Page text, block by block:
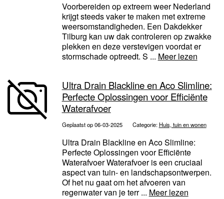
Voorbereiden op extreem weer Nederland
krijgt steeds vaker te maken met extreme
weersomstandigheden. Een Dakdekker
Tilburg kan uw dak controleren op zwakke
plekken en deze verstevigen voordat er
stormschade optreedt. S ... Meer lezen
Ultra Drain Blackline en Aco Slimline:
Perfecte Oplossingen voor Efficiënte
Waterafvoer
Geplaatst op 06-03-2025 Categorie: Huis, tuin en wonen
Ultra Drain Blackline en Aco Slimline:
Perfecte Oplossingen voor Efficiënte
Waterafvoer Waterafvoer is een cruciaal
aspect van tuin- en landschapsontwerpen.
Of het nu gaat om het afvoeren van
regenwater van je terr ... Meer lezen